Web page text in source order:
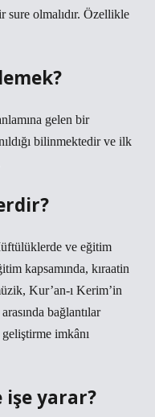
sure olmalıdır. Özellikle
bilinmektedir ve ilk
ve eğitim
kapsamında, kıraatin
Kur’an-ı Kerim’in
bağlantılar
imkânı
işe yarar?